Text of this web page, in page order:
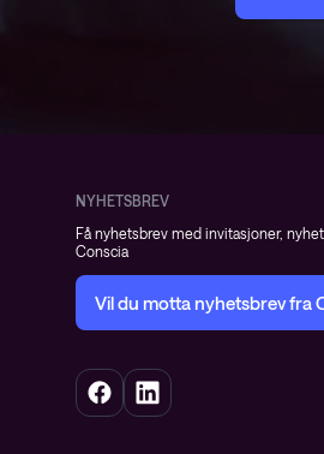
NYHETSBREV
Få nyhetsbrev med invitasjoner,
Conscia
Vil du motta nyhetsbrev fra